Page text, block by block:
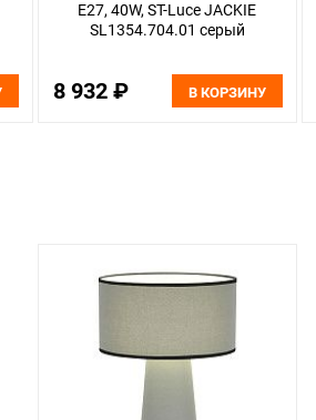
E27, 40W, ST-Luce JACKIE
SL1354.704.01 серый
8 932 ₽ В КОРЗИНУ